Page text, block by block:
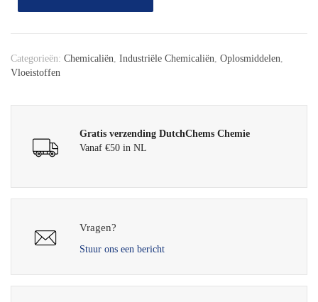
Categorieën: Chemicaliën Industriële Chemicaliën Oplosmiddelen
Vloeistoffen
Gratis verzending DutchChems Chemie
Vanaf €50 in NL
Vragen?
Stuur ons een bericht